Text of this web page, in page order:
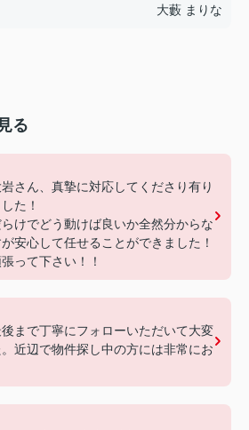
大藪 まりな
る
さん、真摯に対応してくださり有り
た！
けでどう動けば良いか全然分からな
安心して任せることができました！
って下さい！！
まで丁寧にフォローいただいて大変
近辺で物件探し中の方には非常にお